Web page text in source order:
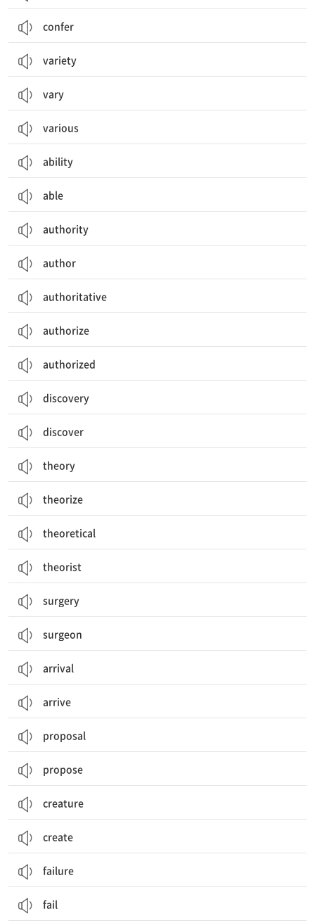
confer
variety
vary
various
ability
able
authority
author
authoritative
authorize
authorized
discovery
discover
theory
theorize
theoretical
theorist
surgery
surgeon
arrival
arrive
proposal
propose
creature
create
failure
fail